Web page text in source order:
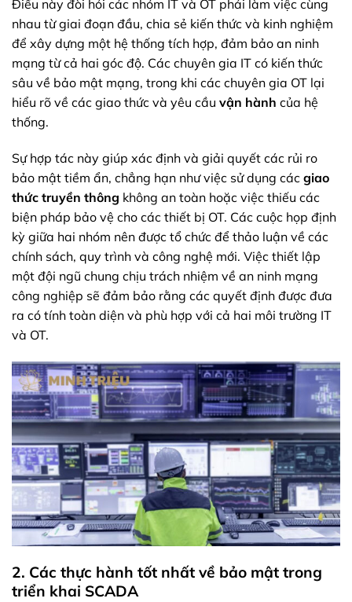
Điều này đòi hỏi các nhóm IT và OT phải làm việc cùng
nhau từ giai đoạn đầu, chia sẻ kiến thức và kinh nghiệm
để xây dựng một hệ thống tích hợp, đảm bảo an ninh
mạng từ cả hai góc độ. Các chuyên gia IT có kiến thức
sâu về bảo mật mạng, trong khi các chuyên gia OT lại
hiểu rõ về các giao thức và yêu cầu vận hành của hệ
thống.
Sự hợp tác này giúp xác định và giải quyết các rủi ro
bảo mật tiềm ẩn, chẳng hạn như việc sử dụng các giao
thức truyền thông không an toàn hoặc việc thiếu các
biện pháp bảo vệ cho các thiết bị OT. Các cuộc họp định
kỳ giữa hai nhóm nên được tổ chức để thảo luận về các
chính sách, quy trình và công nghệ mới. Việc thiết lập
một đội ngũ chung chịu trách nhiệm về an ninh mạng
công nghiệp sẽ đảm bảo rằng các quyết định được đưa
ra có tính toàn diện và phù hợp với cả hai môi trường IT
và OT.
2. Các thực hành tốt nhất về bảo mật trong
triển khai SCADA